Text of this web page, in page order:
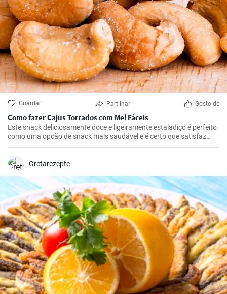
Guardar Partilhar Gosto de
Como fazer Cajus Torrados com Mel Fáceis
Este snack deliciosamente doce e ligeiramente estaladiço é perfeito
como uma opção de snack mais saudável e é certo que satisfaz
quem gosta de doces.
Gretarezepte